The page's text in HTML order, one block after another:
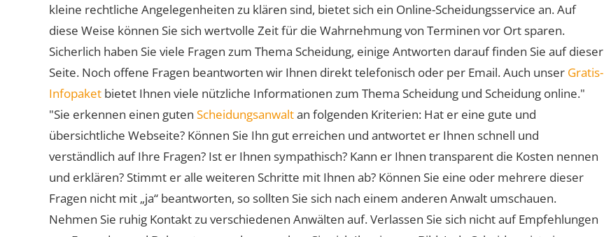
kleine rechtliche Angelegenheiten zu klären sind, bietet sich ein Online-Scheidungsservice an. Auf
diese Weise können Sie sich wertvolle Zeit für die Wahrnehmung von Terminen vor Ort sparen.
Sicherlich haben Sie viele Fragen zum Thema Scheidung, einige Antworten darauf finden Sie auf dieser
Seite. Noch offene Fragen beantworten wir Ihnen direkt telefonisch oder per Email. Auch unser Gratis-
Infopaket bietet Ihnen viele nützliche Informationen zum Thema Scheidung und Scheidung online."
"Sie erkennen einen guten Scheidungsanwaltan folgenden Kriterien: Hat er eine gute und
übersichtliche Webseite? Können Sie Ihn gut erreichen und antwortet er Ihnen schnell und
verständlich auf Ihre Fragen? Ist er Ihnen sympathisch? Kann er Ihnen transparent die Kosten nennen
und erklären? Stimmt er alle weiteren Schritte mit Ihnen ab? Können Sie eine oder mehrere dieser
Fragen nicht mit „ja“ beantworten, so sollten Sie sich nach einem anderen Anwalt umschauen.
Nehmen Sie ruhig Kontakt zu verschiedenen Anwälten auf. Verlassen Sie sich nicht auf Empfehlungen